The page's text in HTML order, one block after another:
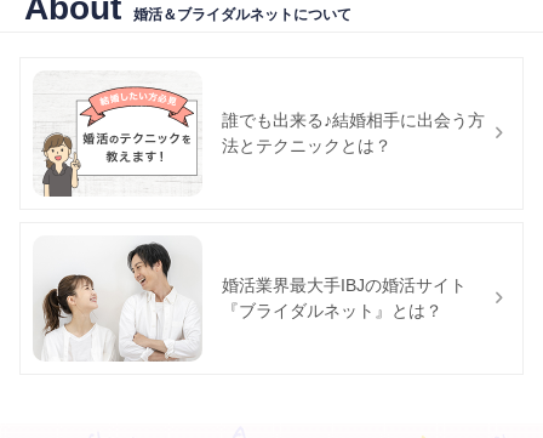
About 婚活＆ブライダルネットについて
誰でも出来る♪結婚相手に出会う方
法とテクニックとは？
婚活業界最大手IBJの婚活サイト
『ブライダルネット』とは？